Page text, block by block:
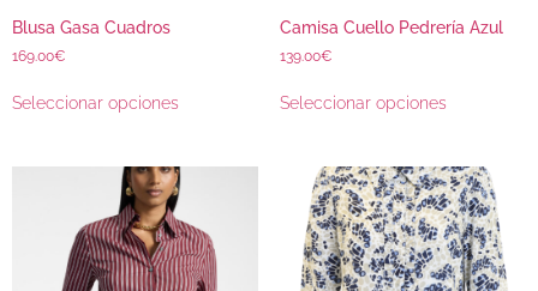
Blusa Gasa Cuadros
169.00€
Seleccionar opciones
Camisa Cuello Pedrería Azul
139.00€
Seleccionar opciones